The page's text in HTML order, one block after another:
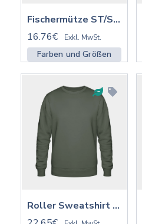
Fischermütze ST/ST mit Stick | STAU771
16.76€
Exkl. MwSt.
Farben und Größen
Roller Sweatshirt ST/ST mit Stick | STSU868